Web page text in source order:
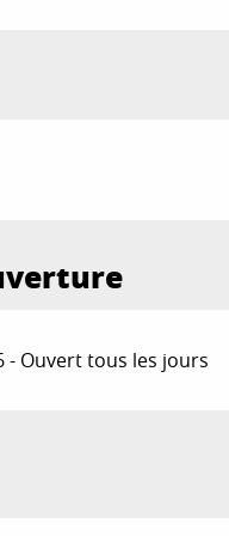
- Ouvert tous les jours